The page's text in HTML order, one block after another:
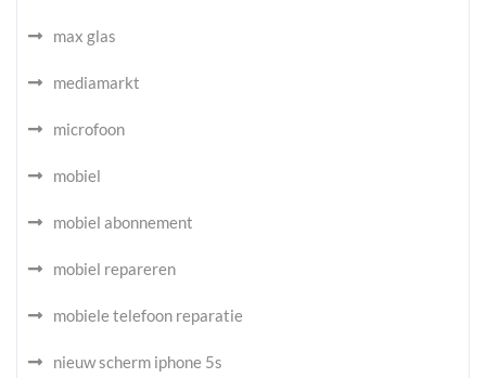
max glas
mediamarkt
microfoon
mobiel
mobiel abonnement
mobiel repareren
mobiele telefoon reparatie
nieuw scherm iphone 5s